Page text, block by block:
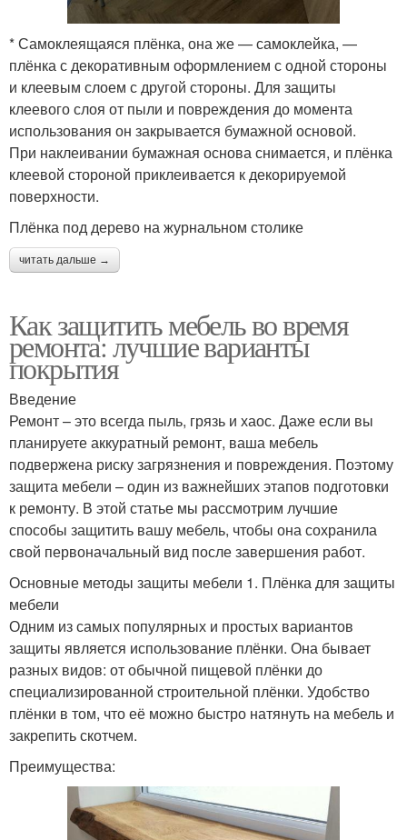
* Самоклеящаяся плёнка, она же — самоклейка, —
плёнка с декоративным оформлением с одной стороны
и клеевым слоем с другой стороны. Для защиты
клеевого слоя от пыли и повреждения до момента
использования он закрывается бумажной основой.
При наклеивании бумажная основа снимается, и плёнка
клеевой стороной приклеивается к декорируемой
поверхности.
Плёнка под дерево на журнальном столике
читать дальше →
Как защитить мебель во время
ремонта: лучшие варианты
покрытия
Введение
Ремонт – это всегда пыль, грязь и хаос. Даже если вы
планируете аккуратный ремонт, ваша мебель
подвержена риску загрязнения и повреждения. Поэтому
защита мебели – один из важнейших этапов подготовки
к ремонту. В этой статье мы рассмотрим лучшие
способы защитить вашу мебель, чтобы она сохранила
свой первоначальный вид после завершения работ.
Основные методы защиты мебели 1. Плёнка для защиты
мебели
Одним из самых популярных и простых вариантов
защиты является использование плёнки. Она бывает
разных видов: от обычной пищевой плёнки до
специализированной строительной плёнки. Удобство
плёнки в том, что её можно быстро натянуть на мебель и
закрепить скотчем.
Преимущества: